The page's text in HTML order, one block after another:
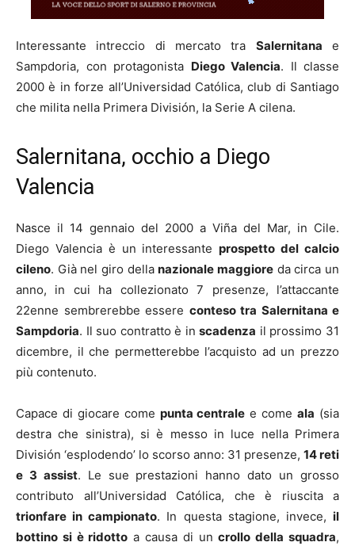
Interessante intreccio di mercato tra Salernitana e
Sampdoria, con protagonista Diego Valencia. Il classe
2000 è in forze all’Universidad Católica, club di Santiago
che milita nella Primera División, la Serie A cilena.
Salernitana, occhio a Diego
Valencia
Nasce il 14 gennaio del 2000 a Viña del Mar, in Cile.
Diego Valencia è un interessanteprospetto del calcio
cileno. Già nel giro dellanazionale maggiore da circa un
anno, in cui ha collezionato 7 presenze, l’attaccante
22enne sembrerebbe essere conteso tra Salernitana e
Sampdoria. Il suo contratto è inscadenza il prossimo 31
dicembre, il che permetterebbe l’acquisto ad un prezzo
più contenuto.
Capace di giocare come punta centrale e comeala (sia
destra che sinistra), si è messo in luce nella Primera
División ‘esplodendo’ lo scorso anno: 31 presenze, 14 reti
e 3 assist. Le sue prestazioni hanno dato un grosso
contributo all’Universidad Católica, che è riuscita a
trionfare in campionato. In questa stagione, invece,il
bottino si è ridotto a causa di uncrollo della squadra,